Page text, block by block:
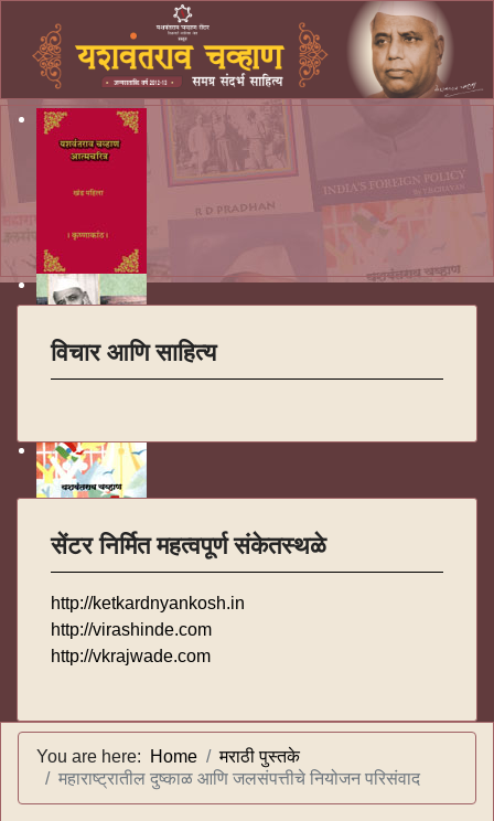
विचार आणि साहित्य
सेंटर निर्मित महत्वपूर्ण संकेतस्थळे
http://ketkardnyankosh.in
http://virashinde.com
http://vkrajwade.com
You are here: Home
मराठी पुस्तके
महाराष्ट्रातील दुष्काळ आणि जलसंपत्तीचे नियोजन परिसंवाद